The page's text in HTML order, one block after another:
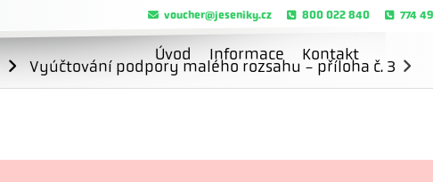
voucher@jeseniky.cz 800 022 840 774
Úvod Informace Kontakt
Vyúčtování podpory malého rozsahu - příloha č. 3